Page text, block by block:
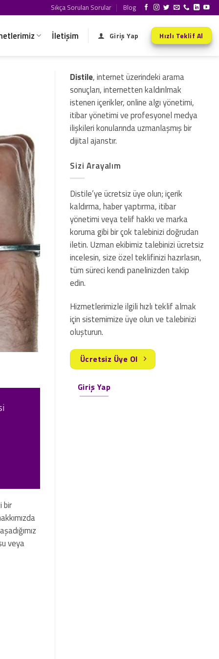
Sıkça Sorulan Sorular Blog
İletişim Giriş Yap Hızlı Teklif Al
bir
veya
Distile, internet üzerindeki arama
sonuçları, internetten kaldırılmak
istenen içerikler, online algı yönetimi,
itibar yönetimi ve profesyonel medya
ilişkileri konularında uzmanlaşmış bir
dijital ajanstır.
Sizi Arayalım
Distile’ye ücretsiz üye olun; içerik
kaldırma, haber yaptırma, itibar
yönetimi veya telif hakkı ve marka
koruma gibi bir çok talebinizi doğrudan
iletin. Uzman ekibimiz talebinizi ücretsiz
incelesin, size özel teklifinizi hazırlasın,
tüm süreci kendi panelinizden takip
edin.
Hizmetlerimizle ilgili hızlı teklif almak
için sistemimize üye olun ve talebinizi
oluşturun.
Ücretsiz Üye Ol
Giriş Yap